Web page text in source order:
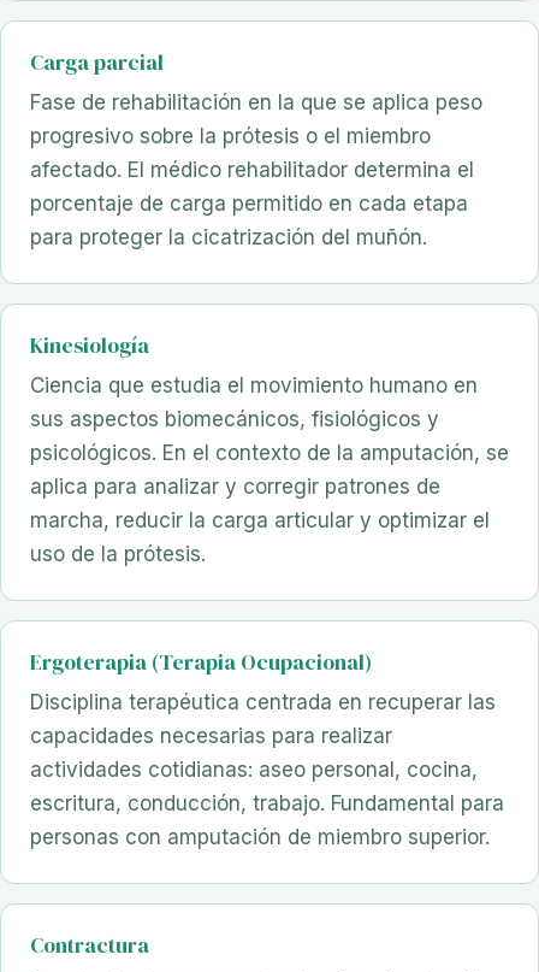
Carga parcial
Fase de rehabilitación en la que se aplica peso
progresivo sobre la prótesis o el miembro
afectado. El médico rehabilitador determina el
porcentaje de carga permitido en cada etapa
para proteger la cicatrización del muñón.
Kinesiología
Ciencia que estudia el movimiento humano en
sus aspectos biomecánicos, fisiológicos y
psicológicos. En el contexto de la amputación, se
aplica para analizar y corregir patrones de
marcha, reducir la carga articular y optimizar el
uso de la prótesis.
Ergoterapia (Terapia Ocupacional)
Disciplina terapéutica centrada en recuperar las
capacidades necesarias para realizar
actividades cotidianas: aseo personal, cocina,
escritura, conducción, trabajo. Fundamental para
personas con amputación de miembro superior.
Contractura